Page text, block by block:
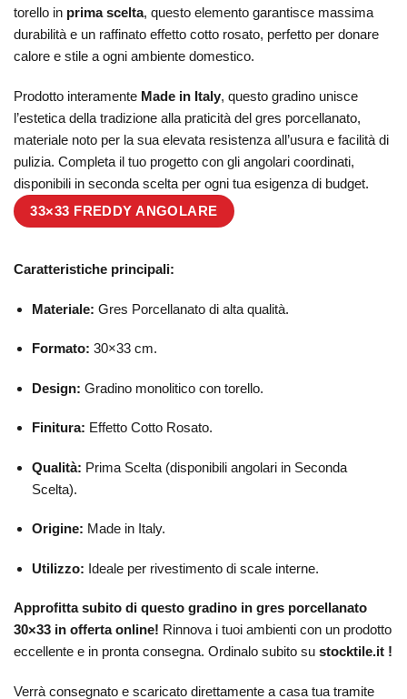
torello in prima scelta, questo elemento garantisce massima
durabilità e un raffinato effetto cotto rosato, perfetto per donare
calore e stile a ogni ambiente domestico.
Prodotto interamente Made in Italy, questo gradino unisce
l’estetica della tradizione alla praticità del gres porcellanato,
materiale noto per la sua elevata resistenza all’usura e facilità di
pulizia. Completa il tuo progetto con gli angolari coordinati,
disponibili in seconda scelta per ogni tua esigenza di budget.
33×33 FREDDY ANGOLARE
Caratteristiche principali:
Materiale: Gres Porcellanato di alta qualità.
Formato: 30×33 cm.
Design: Gradino monolitico con torello.
Finitura: Effetto Cotto Rosato.
Qualità: Prima Scelta (disponibili angolari in Seconda
Scelta).
Origine: Made in Italy.
Utilizzo: Ideale per rivestimento di scale interne.
Approfitta subito di questo gradino in gres porcellanato
30×33 in offerta online! Rinnova i tuoi ambienti con un prodotto
eccellente e in pronta consegna. Ordinalo subito su stocktile.it !
Verrà consegnato e scaricato direttamente a casa tua tramite